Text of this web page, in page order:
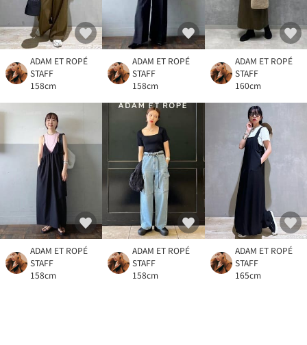
ADAM ET ROPÉ
STAFF
158cm
ADAM ET ROPÉ
STAFF
158cm
ADAM ET ROPÉ
STAFF
160cm
ADAM ET ROPÉ
STAFF
158cm
ADAM ET ROPÉ
STAFF
158cm
ADAM ET ROPÉ
STAFF
165cm